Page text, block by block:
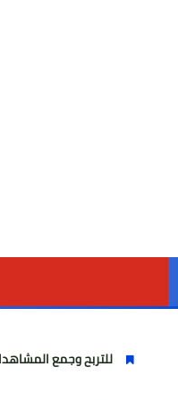
أخبار مصر
للتربح وجمع المشاهدات.. ضبط